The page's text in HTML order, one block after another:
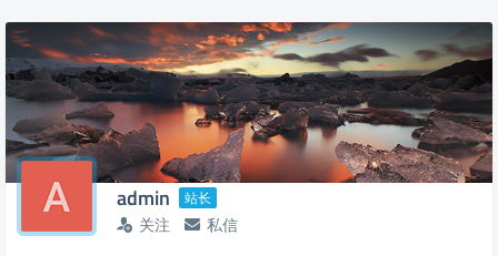
admin 站长
关注 私信